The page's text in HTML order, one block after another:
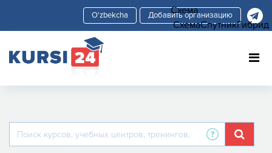
Добавить организацию
Схема
СхемаСпутникГибрид